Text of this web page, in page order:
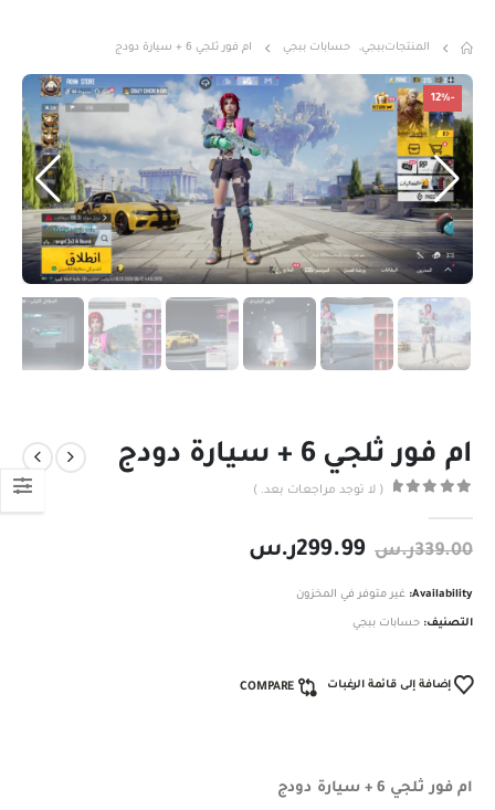
المنتجاتببجي, حسابات ببجي ام فور ثلجي 6 + سيارة دودج
-12%
ام فور ثلجي 6 + سيارة دودج
( لا توجد مراجعات بعد. )
339.00ر.س 299.99ر.س
Availability: غير متوفر في المخزون
التصنيف: حسابات ببجي
إضافة إلى قائمة الرغبات COMPARE
ام فور ثلجي 6 + سيارة دودج